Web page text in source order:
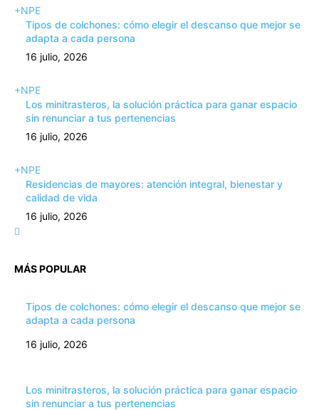
+NPE
Tipos de colchones: cómo elegir el descanso que mejor se
adapta a cada persona
16 julio, 2026
+NPE
Los minitrasteros, la solución práctica para ganar espacio
sin renunciar a tus pertenencias
16 julio, 2026
+NPE
Residencias de mayores: atención integral, bienestar y
calidad de vida
16 julio, 2026
MÁS POPULAR
Tipos de colchones: cómo elegir el descanso que mejor se
adapta a cada persona
16 julio, 2026
Los minitrasteros, la solución práctica para ganar espacio
sin renunciar a tus pertenencias